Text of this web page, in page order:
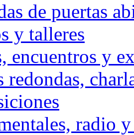
de puertas
y talleres
encuentros y
redondas,
radio